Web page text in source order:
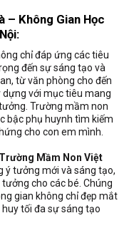
– Không Gian Học
chỉ đáp ứng các tiêu
đến sự sáng tạo và
từ văn phòng cho đến
dựng với mục tiêu mang
Trường mầm non
bậc phụ huynh tìm kiếm
cho con em mình.
Mầm Non Việt
ý tưởng mới và sáng tạo,
cho các bé. Chúng
gian không chỉ đẹp mắt
tối đa sự sáng tạo